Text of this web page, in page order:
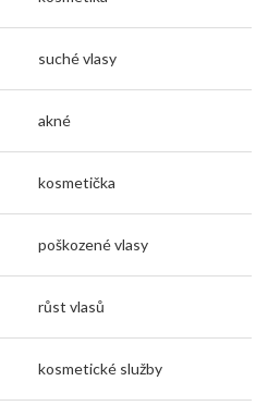
suché vlasy
akné
kosmetička
poškozené vlasy
růst vlasů
kosmetické služby